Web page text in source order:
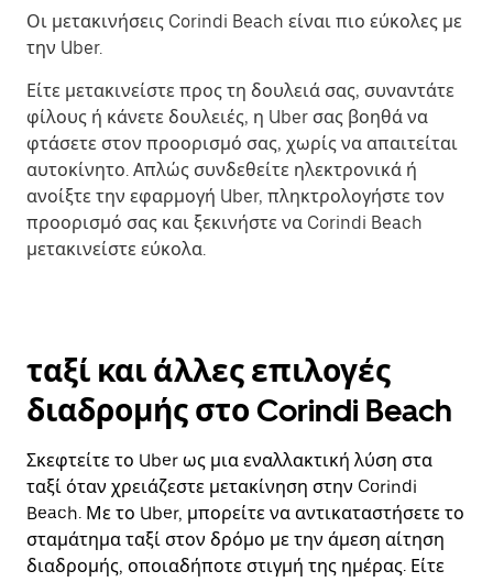
Οι μετακινήσεις Corindi Beach είναι πιο εύκολες με
την Uber.
Είτε μετακινείστε προς τη δουλειά σας, συναντάτε
φίλους ή κάνετε δουλειές, η Uber σας βοηθά να
φτάσετε στον προορισμό σας, χωρίς να απαιτείται
αυτοκίνητο. Απλώς συνδεθείτε ηλεκτρονικά ή
ανοίξτε την εφαρμογή Uber, πληκτρολογήστε τον
προορισμό σας και ξεκινήστε να Corindi Beach
μετακινείστε εύκολα.
ταξί και άλλες επιλογές
διαδρομής στο Corindi Beach
Σκεφτείτε το Uber ως μια εναλλακτική λύση στα
ταξί όταν χρειάζεστε μετακίνηση στην Corindi
Beach. Με το Uber, μπορείτε να αντικαταστήσετε το
σταμάτημα ταξί στον δρόμο με την άμεση αίτηση
διαδρομής, οποιαδήποτε στιγμή της ημέρας. Είτε